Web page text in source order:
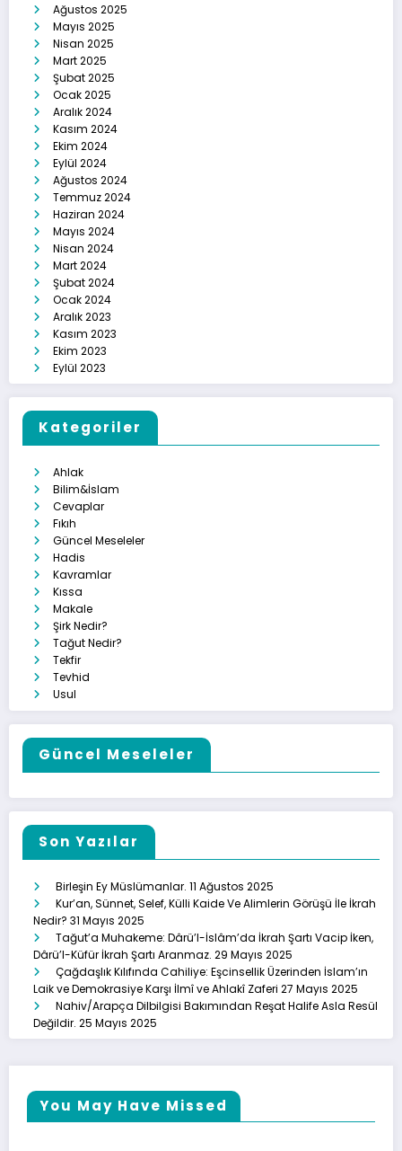
Ağustos 2025
Mayıs 2025
Nisan 2025
Mart 2025
Şubat 2025
Ocak 2025
Aralık 2024
Kasım 2024
Ekim 2024
Eylül 2024
Ağustos 2024
Temmuz 2024
Haziran 2024
Mayıs 2024
Nisan 2024
Mart 2024
Şubat 2024
Ocak 2024
Aralık 2023
Kasım 2023
Ekim 2023
Eylül 2023
Kategoriler
Ahlak
Bilim&İslam
Cevaplar
Fıkıh
Güncel Meseleler
Hadis
Kavramlar
Kıssa
Makale
Şirk Nedir?
Tağut Nedir?
Tekfir
Tevhid
Usul
Güncel Meseleler
Son Yazılar
Birleşin Ey Müslümanlar. 11 Ağustos 2025
Kur’an, Sünnet, Selef, Külli Kaide Ve Alimlerin Görüşü İle İkrah
Nedir? 31 Mayıs 2025
Tağut’a Muhakeme: Dârü’l-İslâm’da İkrah Şartı Vacip İken,
Dârü’l-Küfür İkrah Şartı Aranmaz. 29 Mayıs 2025
Çağdaşlık Kılıfında Cahiliye: Eşcinsellik Üzerinden İslam’ın
Laik ve Demokrasiye Karşı İlmî ve Ahlakî Zaferi 27 Mayıs 2025
Nahiv/Arapça Dilbilgisi Bakımından Reşat Halife Asla Resül
Değildir. 25 Mayıs 2025
You May Have Missed